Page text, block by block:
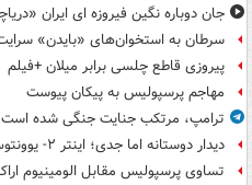
جان دوباره نگین فیروزه ای ایران
سرطان به استخوان‌های «بایدن»
پیروزی قاطع چلسی برابر میلان +فیلم
مهاجم پرسپولیس به پیکان پیوست
ترامپ، مرتکب جنایت جنگی شده است
دیدار دوستانه اما جدی؛ اینتر ۲- یوونتوس ۱ +فیلم
تساوی پرسپولیس مقابل الومینیوم